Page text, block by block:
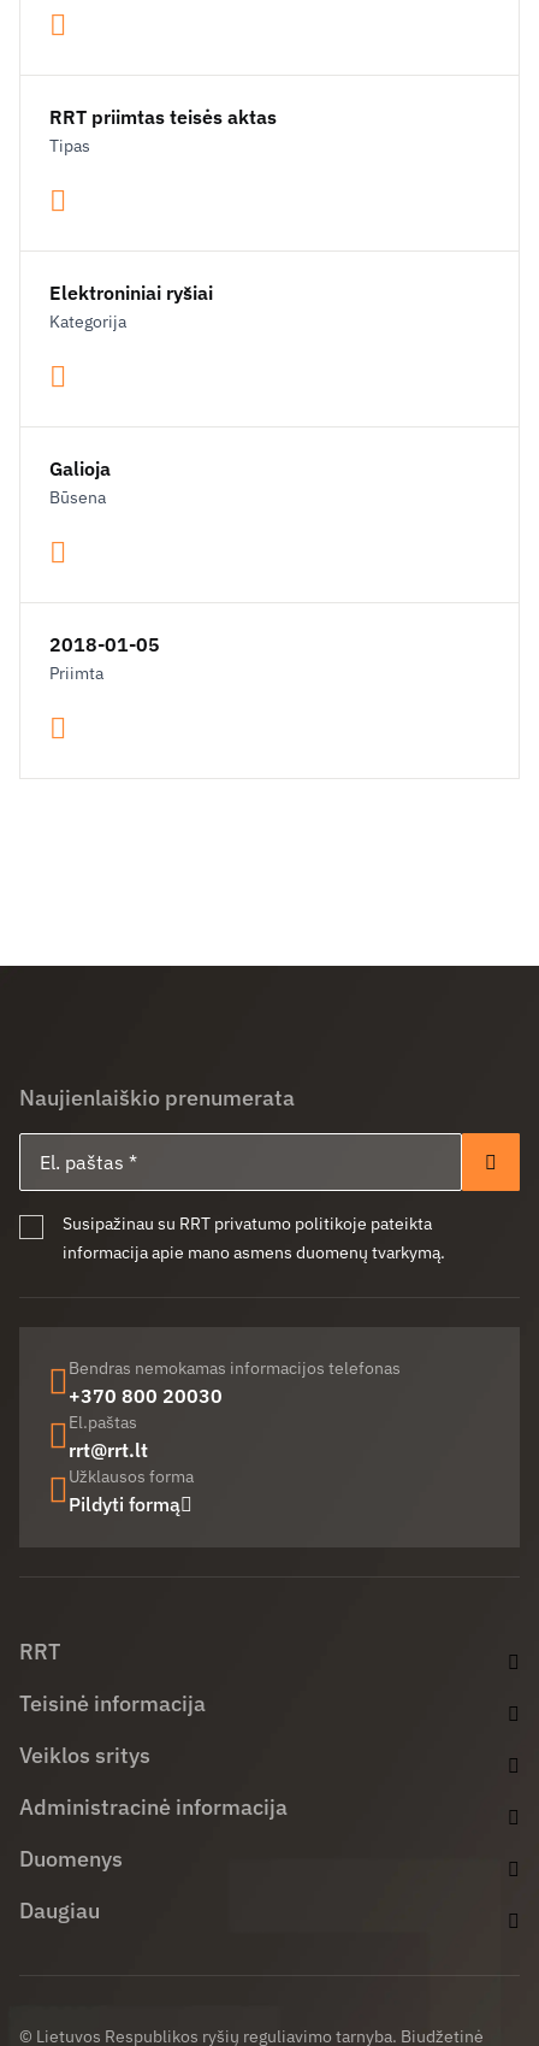
RRT priimtas teisės aktas
Tipas
Elektroniniai ryšiai
Kategorija
Galioja
Būsena
2018-01-05
Priimta
Naujienlaiškio prenumerata
Susipažinau su RRT privatumo politikoje pateikta
informacija apie mano asmens duomenų tvarkymą.
Bendras nemokamas informacijos telefonas
+370 800 20030
El.paštas
rrt@rrt.lt
Užklausos forma
Pildyti formą
RRT
Teisinė informacija
Veiklos sritys
Administracinė informacija
Duomenys
Daugiau
© Lietuvos Respublikos ryšių reguliavimo tarnyba. Biudžetinė